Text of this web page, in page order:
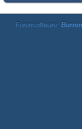
Forensoftware: